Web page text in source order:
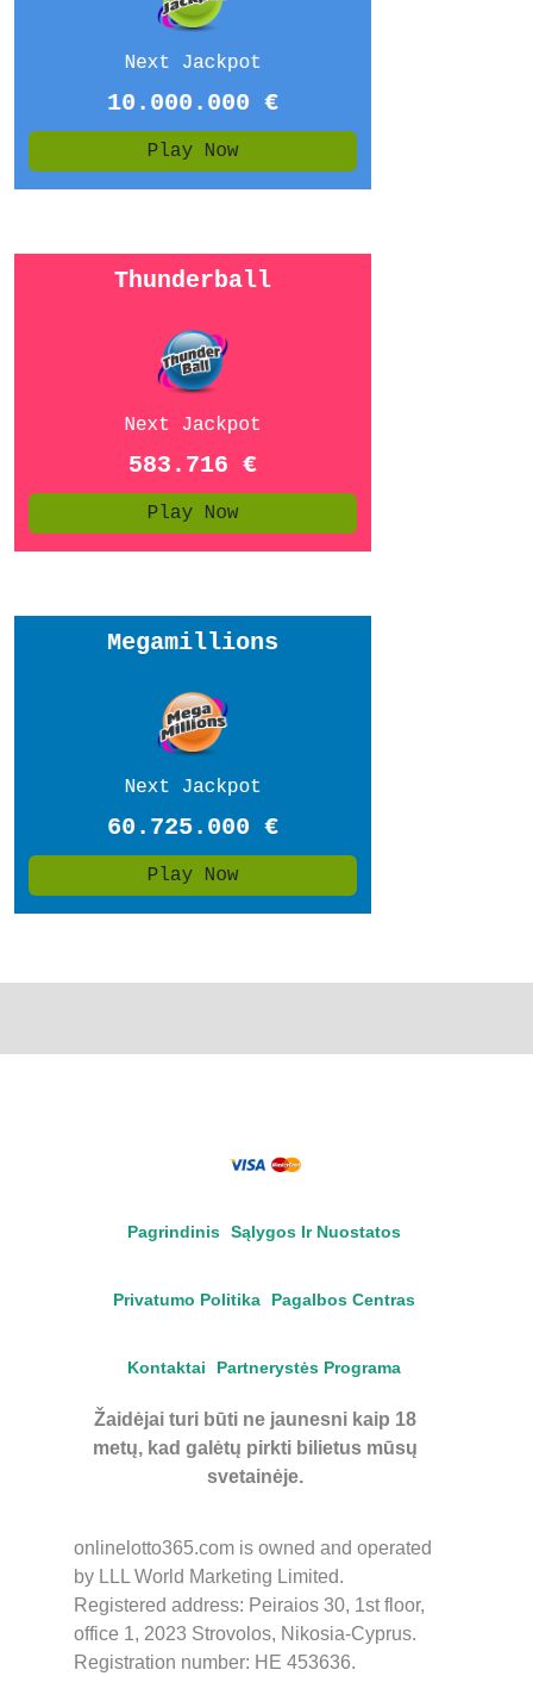
Pagrindinis Sąlygos Ir Nuostatos
Privatumo Politika Pagalbos Centras
Kontaktai Partnerystės Programa
Žaidėjai turi būti ne jaunesni kaip 18
metų, kad galėtų pirkti bilietus mūsų
svetainėje.
onlinelotto365.com is owned and operated
by LLL World Marketing Limited.
Registered address: Peiraios 30, 1st floor,
office 1, 2023 Strovolos, Nikosia-Cyprus.
Registration number: HE 453636.